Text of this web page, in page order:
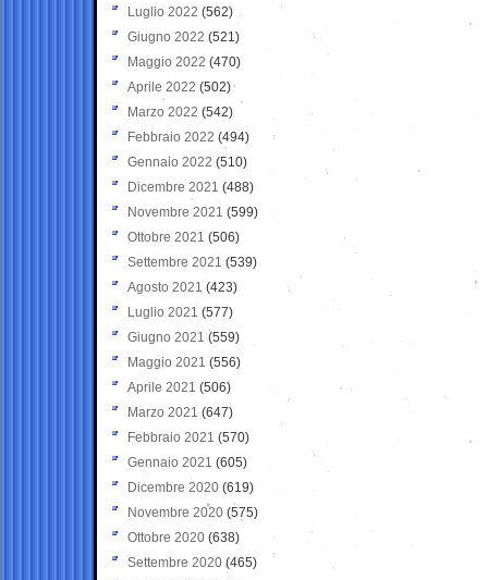
Luglio 2022 (562)
Giugno 2022 (521)
Maggio 2022 (470)
Aprile 2022 (502)
Marzo 2022 (542)
Febbraio 2022 (494)
Gennaio 2022 (510)
Dicembre 2021 (488)
Novembre 2021 (599)
Ottobre 2021 (506)
Settembre 2021 (539)
Agosto 2021 (423)
Luglio 2021 (577)
Giugno 2021(559)
Maggio 2021 (556)
Aprile 2021 (506)
Marzo 2021 (647)
Febbraio 2021 (570)
Gennaio 2021 (605)
Dicembre 2020 (619)
Novembre 2020 (575)
Ottobre 2020 (638)
Settembre 2020(465)